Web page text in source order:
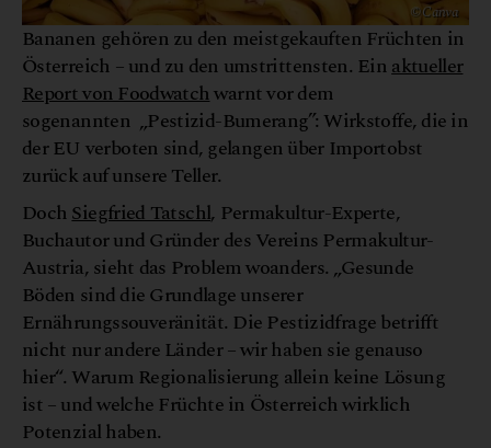
© Canva
Bananen gehören zu den meistgekauften Früchten in
Österreich – und zu den umstrittensten. Einaktueller
Report von Foodwatchwarnt vor dem
sogenannten „Pestizid-Bumerang”: Wirkstoffe, die in
der EU verboten sind, gelangen über Importobst
zurück auf unsere Teller.
DochSiegfried Tatschl, Permakultur-Experte,
Buchautor und Gründer des Vereins Permakultur-
Austria, sieht das Problem woanders. „Gesunde
Böden sind die Grundlage unserer
Ernährungssouveränität. Die Pestizidfrage betrifft
nicht nur andere Länder – wir haben sie genauso
hier“. Warum Regionalisierung allein keine Lösung
ist – und welche Früchte in Österreich wirklich
Potenzial haben.